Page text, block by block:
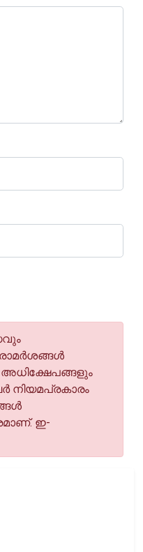
അധിക്ഷേപങ്ങളും
ഇ-